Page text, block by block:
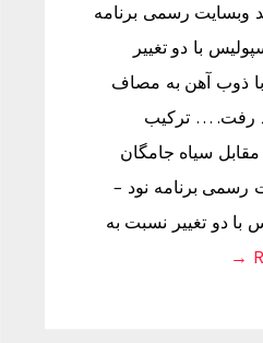
رسمی برنامه
با دو تغییر
ذوب آهن به مصاف
رفت. … ترکیب
سیاه جامگان
برنامه نود –
با دو تغییر نسبت به